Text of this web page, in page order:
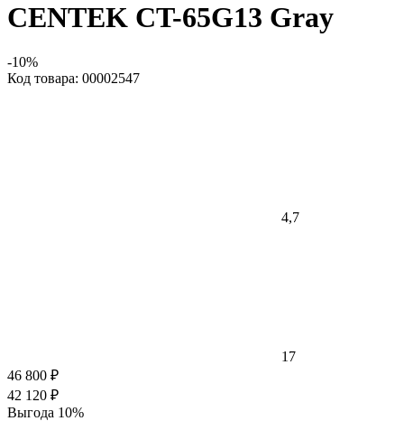
CENTEK CT-65G13 Gray
-10%
Код товара: 00002547
4,7
17
46 800 ₽
42 120 ₽
Выгода 10%